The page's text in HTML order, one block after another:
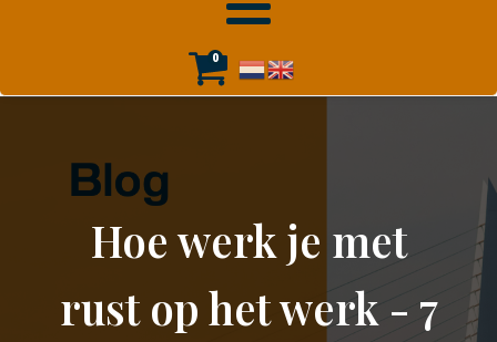
0
Hoe werk je met
rust op het werk - 7